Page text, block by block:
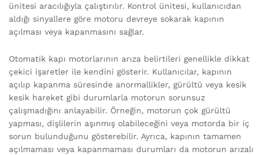
ünitesi aracılığıyla çalıştırılır. Kontrol ünitesi, kullanıcıdan
aldığı sinyallere göre motoru devreye sokarak kapının
açılması veya kapanmasını sağlar.
Otomatik kapı motorlarının arıza belirtileri genellikle dikkat
çekici işaretler ile kendini gösterir. Kullanıcılar, kapının
açılıp kapanma süresinde anormallikler, gürültü veya kesik
kesik hareket gibi durumlarla motorun sorunsuz
çalışmadığını anlayabilir. Örneğin, motorun çok gürültü
yapması, dişlilerin aşınmış olabileceğini veya motorda bir iç
sorun bulunduğunu gösterebilir. Ayrıca, kapının tamamen
açılmaması veya kapanmaması durumları da motorun arızalı